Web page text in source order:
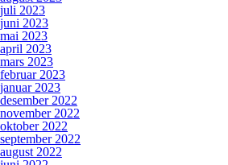
juli 2023
juni 2023
mai 2023
april 2023
mars 2023
februar 2023
januar 2023
desember 2022
november 2022
oktober 2022
september 2022
august 2022